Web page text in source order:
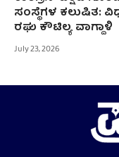
ಸಂಸ್ಥೆಗಳ ಕಲುಷಿತ:
ರಘು ಕೌಟಿಲ್ಯ ವಾಗ್ದಾಳಿ
July 23, 2026